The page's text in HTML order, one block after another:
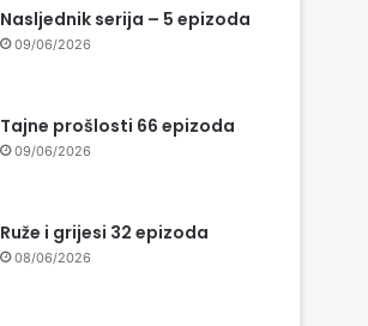
Nasljednik serija – 5 epizoda
09/06/2026
Tajne prošlosti 66 epizoda
09/06/2026
Ruže i grijesi 32 epizoda
08/06/2026